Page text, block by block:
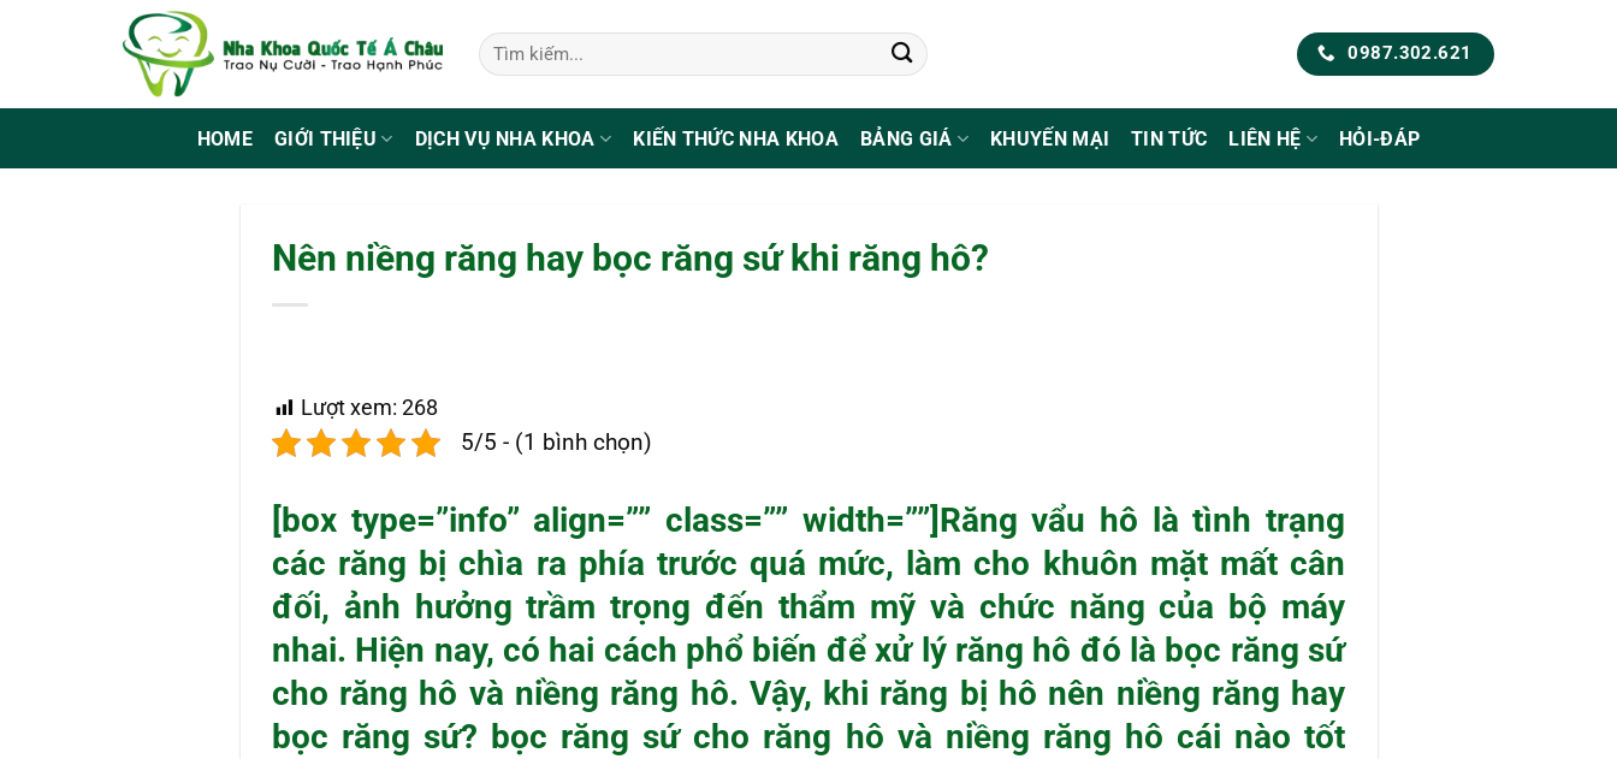
0987.302.621
HOME GIỚI THIỆU DỊCH VỤ NHA KHOA KIẾN THỨC NHA KHOA BẢNG GIÁ KHUYẾN MẠI TIN TỨC LIÊN HỆ HỎI-ĐÁP
Nên niềng răng hay bọc răng sứ khi răng hô?
Lượt xem: 268
5/5 - (1 bình chọn)
[box type=”info” align=”” class=”” width=””]Răng vẩu hô là tình trạng
các răng bị chìa ra phía trước quá mức, làm cho khuôn mặt mất cân
đối, ảnh hưởng trầm trọng đến thẩm mỹ và chức năng của bộ máy
nhai. Hiện nay, có hai cách phổ biến để xử lý răng hô đó là bọc răng sứ
cho răng hô và niềng răng hô. Vậy, khi răng bị hô nên niềng răng hay
bọc răng sứ? bọc răng sứ cho răng hô và niềng răng hô cái nào tốt